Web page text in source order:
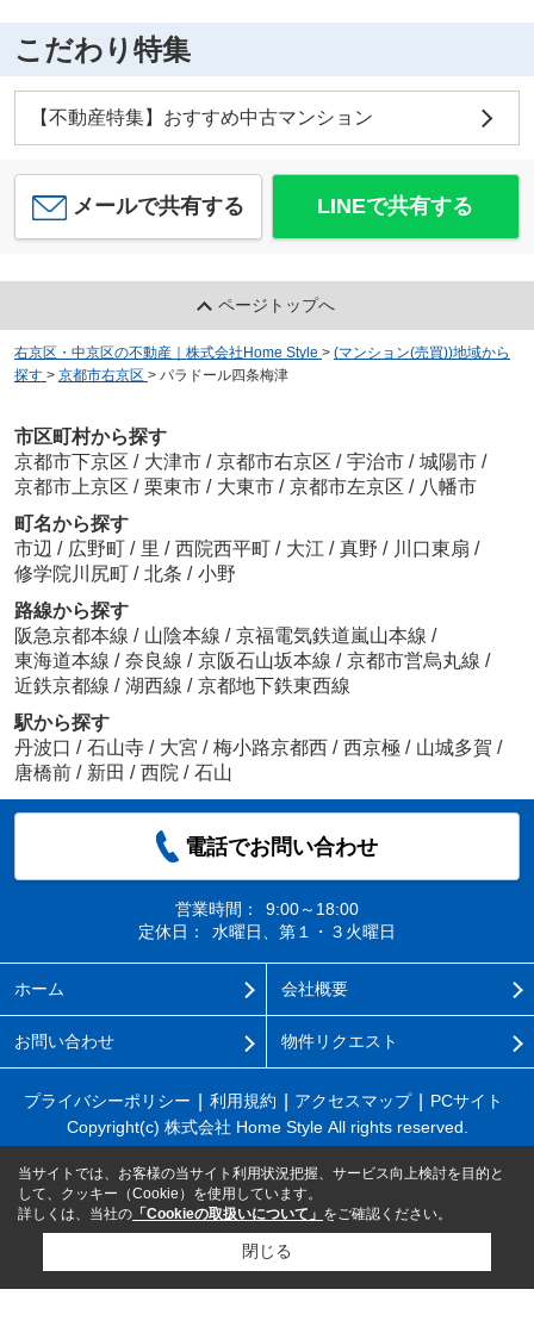
こだわり特集
【不動産特集】おすすめ中古マンション
メールで共有する LINEで共有する
ページトップへ
右京区・中京区の不動産｜株式会社Home Style > (マンション(売買))地域から
探す > 京都市右京区 > パラドール四条梅津
市区町村から探す
京都市下京区 / 大津市 / 京都市右京区 / 宇治市 / 城陽市 /
京都市上京区 / 栗東市 / 大東市 / 京都市左京区 / 八幡市
町名から探す
市辺 / 広野町 / 里 / 西院西平町 / 大江 / 真野 / 川口東扇 /
修学院川尻町 / 北条 / 小野
路線から探す
阪急京都本線 / 山陰本線 / 京福電気鉄道嵐山本線 /
東海道本線 / 奈良線 / 京阪石山坂本線 / 京都市営烏丸線 /
近鉄京都線 / 湖西線 / 京都地下鉄東西線
駅から探す
丹波口 / 石山寺 / 大宮 / 梅小路京都西 / 西京極 / 山城多賀 /
唐橋前 / 新田 / 西院 / 石山
電話でお問い合わせ
営業時間：
9:00～18:00
定休日：
水曜日、第１・３火曜日
ホーム 会社概要
お問い合わせ 物件リクエスト
プライバシーポリシー 利用規約 アクセスマップ
PCサイト
Copyright(c) 株式会社 Home Style All rights reserved.
当サイトでは、お客様の当サイト利用状況把握、サービス向上検討を目的と
して、クッキー（Cookie）を使用しています。
詳しくは、当社の 「Cookieの取扱いについて」 をご確認ください。
閉じる